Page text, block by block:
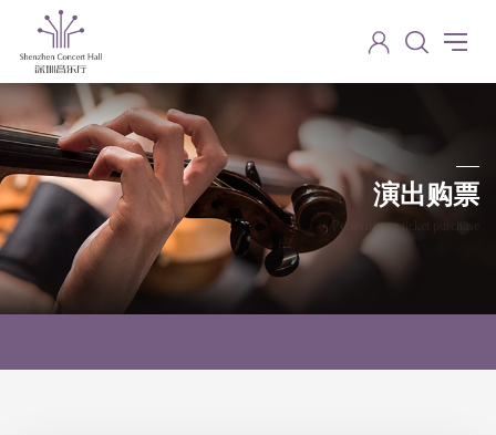
演出购票
Performance ticket purchase